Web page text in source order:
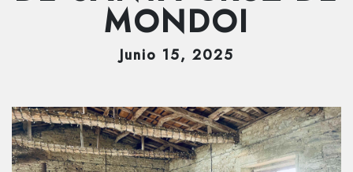
MONDOI
Junio 15, 2025